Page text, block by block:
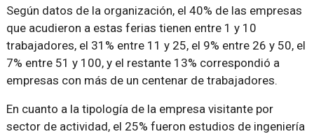
Según datos de la organización, el 40% de las empresas
que acudieron a estas ferias tienen entre 1 y 10
trabajadores, el 31% entre 11 y 25, el 9% entre 26 y 50, el
7% entre 51 y 100, y el restante 13% correspondió a
empresas con más de un centenar de trabajadores.
En cuanto a la tipología de la empresa visitante por
sector de actividad, el 25% fueron estudios de ingeniería